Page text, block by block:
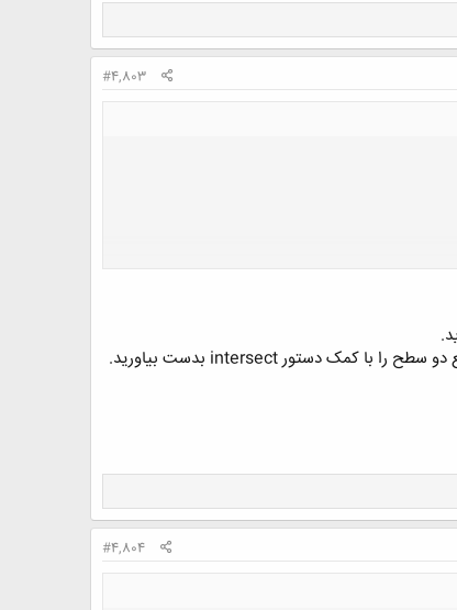
#4,803
#4,804